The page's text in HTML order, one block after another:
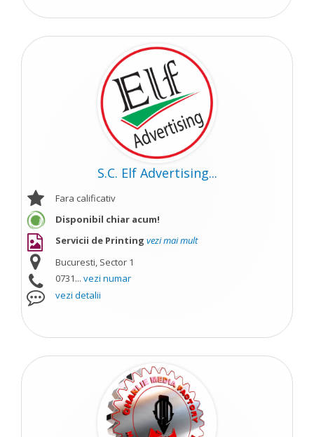
S.C. Elf Advertising...
Fara calificativ
Disponibil chiar acum!
Servicii de Printing vezi mai mult
Bucuresti, Sector 1
0731... vezi numar
vezi detalii